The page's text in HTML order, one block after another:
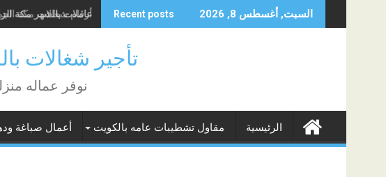
to
السبت, أغسطس 8, 2026 Recent posts عاملات بالشهر مكة
أرقام شغالات مكة
تأجير شغالات
نوفر عماله
الرئيسية مقاول تشطيبات عامه بالكويت أعمال صباغة